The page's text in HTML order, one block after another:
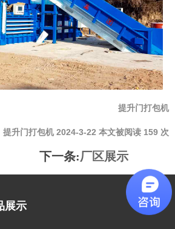
提升门打包机
提升门打包机 2024-3-22 本文被阅读 159 次
下一条:厂区展示
展示